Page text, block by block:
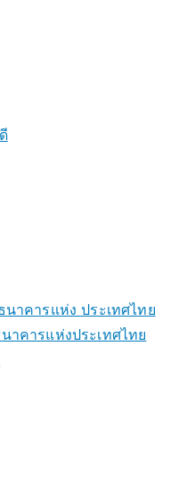
าคารแห่ง ประเทศไทย
าคารแห่งประเทศไทย